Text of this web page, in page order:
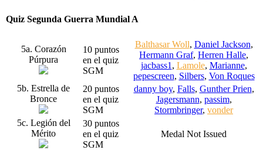
Quiz Segunda Guerra Mundial A
5a. Corazón
Púrpura
10 puntos
en el quiz
SGM
Balthasar Woll, Daniel Jackson,
Hermann Graf, Herren Halle,
jacbass1 , Lamole, Marianne,
pepescreen, Silbers, Von Roques
5b. Estrella de
Bronce
20 puntos
en el quiz
SGM
danny boy, Falls, Gunther Prien,
Jagersmann, passim,
Stormbringer, vonder
5c. Legión del
Mérito
30 puntos
en el quiz
SGM
Medal Not Issued